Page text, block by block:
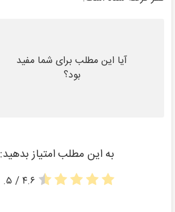
آیا این مطلب برای شما مفید
بود؟
به این مطلب امتیاز بدهید:
۴.۶/ ۵. تعداد: